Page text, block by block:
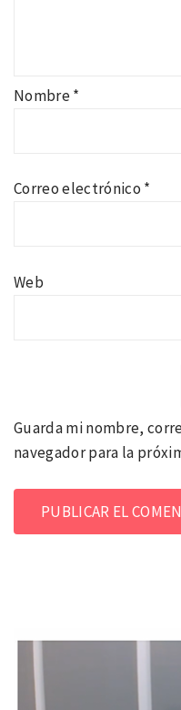
Nombre*
Correo electrónico *
Web
Guarda mi nombre,
navegador para la